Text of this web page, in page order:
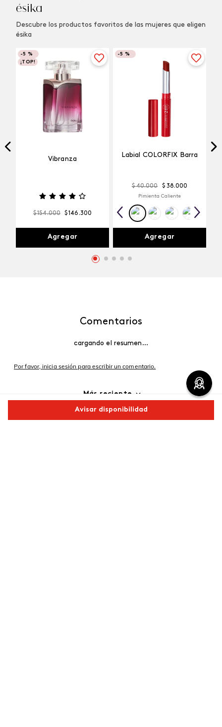
Avisar disponibilidad
ésika
Descubre los productos favoritos de las mujeres que eligen
ésika
-5 %
¡TOP!
Vibranza
$154.000 $146 .300
Agregar
-5 %
Labial COLORFIX Barra
$ 40.000 $ 38.000
Pimienta Caliente
Agregar
Comentarios
cargando el resumen…
Por favor, inicia sesión para escribir un comentario.
Más reciente
Cargando comentarios…